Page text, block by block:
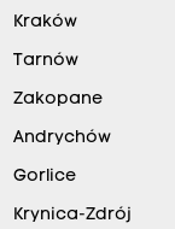
Kraków
Tarnów
Zakopane
Andrychów
Gorlice
Krynica-Zdrój